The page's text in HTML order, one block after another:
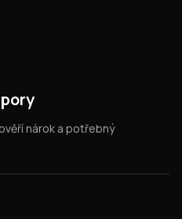
nárok a potřebný